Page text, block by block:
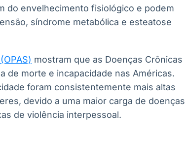
do envelhecimento fisiológico e podem
síndrome metabólica e esteatose
mostram que as Doenças Crônicas
de morte e incapacidade nas Américas.
foram consistentemente mais altas
devido a uma maior carga de doenças
de violência interpessoal.